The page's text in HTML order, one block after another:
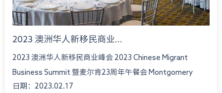
2023 澳洲华人新移民商业...
2023 澳洲华人新移民商业峰会 2023 Chinese Migrant
Business Summit 暨麦尔肯23周年午餐会 Montgomery
International Consultant 23rd An...
日期：2023.02.17